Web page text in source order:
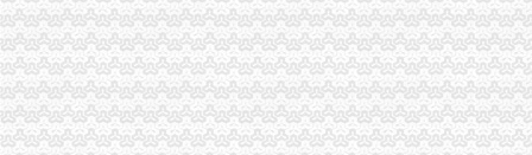
拓展工商职能 落实“五个更加”重庆公司注销 市召开全市工商行政管理工作会议
市局六项措施推进“双”重庆营业执照注销行动后期工作
市重庆公司注销消处迅速达贯彻全市工商工作会议精
北部新区局及时达全市重庆公司注销工商行政管理工作会议精
监察室迅速学习达全市重庆税务注销工商工作会精
全市重庆代办公司工商系统1月份第3周开展击侵知识产权和制售冒伪劣商品专